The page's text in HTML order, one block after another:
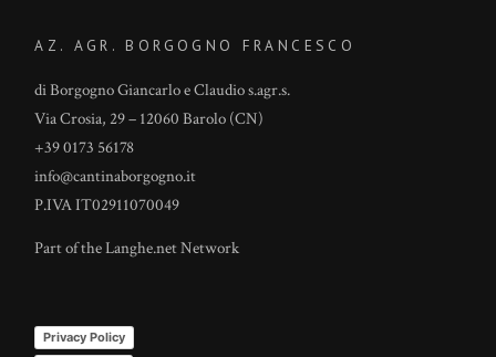
AZ. AGR. BORGOGNO FRANCESCO
di Borgogno Giancarlo e Claudio s.agr.s.
Via Crosia, 29 – 12060 Barolo (CN)
+39 0173 56178
info@cantinaborgogno.it
P.IVA IT02911070049
Part of theLanghe.netNetwork
Privacy Policy